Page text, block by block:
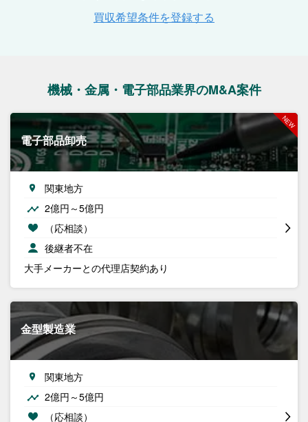
機械・金属・電子部品業界のM&A案件
電子部品卸売
関東地方
2億円～5億円
（応相談）
後継者不在
大手メーカーとの代理店契約あり
金型製造業
関東地方
2億円～5億円
（応相談）